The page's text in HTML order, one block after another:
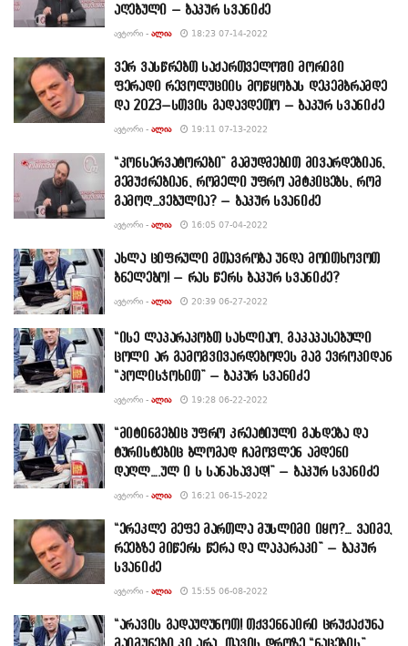
აღებული – ბაკურ სვანიძე
ᲐᲕᲢᲝᲠᲘ - ᲐᲚᲘᲐ 18:23 07-14-2022
ვერ ვასწრებთ საქართველოში მორიგი
ფერადი რევოლუციის მოწყობას დეკემბრამდე
და 2023–სთვის გადავდეთო – ბაკურ სვანიძე
ᲐᲕᲢᲝᲠᲘ - ᲐᲚᲘᲐ 19:11 07-13-2022
“კონსერვატორები” გამუდმებით მივარდებიან,
მემუქრებიან, რომელი უფრო ამტკიცებს, რომ
გამოღ…ვებულია? – ბაკურ სვანიძე
ᲐᲕᲢᲝᲠᲘ - ᲐᲚᲘᲐ 16:05 07-04-2022
ახლა ციფრული მთავრობა უნდა მოითხოვოთ
ბნელებო! – რას წერს ბაკურ სვანიძე?
ᲐᲕᲢᲝᲠᲘ - ᲐᲚᲘᲐ 20:39 06-27-2022
“ისე ლაპარაკობთ სახლიაო, გაკაპასებული
ცოლი არ გამოგვივარდებოდეს მაგ ევროპიდან
“პოლისჯოხით” – ბაკურ სვანიძე
ᲐᲕᲢᲝᲠᲘ - ᲐᲚᲘᲐ 19:28 06-22-2022
“მიტინგებიც უფრო კრეატიული გახდება და
ტურისტებიც ბლომად ჩამოვლენ ამდენი
დაღლ….ულ ი ს სანახავად!” – ბაკურ სვანიძე
ᲐᲕᲢᲝᲠᲘ - ᲐᲚᲘᲐ 16:21 06-15-2022
“ერეკლე მეფე მართლა მუსლიმი იყო?… ვაიმე,
რეებზე მიწერს წერა და ლაპარაკი” – ბაკურ
სვანიძე
ᲐᲕᲢᲝᲠᲘ - ᲐᲚᲘᲐ 15:55 06-08-2022
“არავის გადაუღუნოთ! თქვენნაირი ცრუქაქუნა